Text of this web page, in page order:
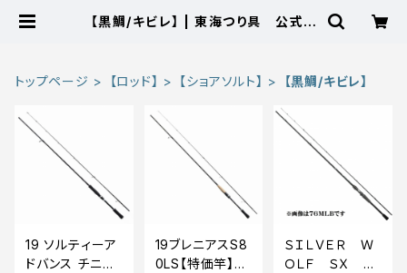
【黒鯛/キビレ】 | 東海つり具 公式オ
トップページ 【ロッド】 【ショアソルト】 【黒鯛/キビレ】
19 ソルティーア
ドバンス チニン
19ブレニアスS8
0LS【特価竿】【3
ＳＩＬＶＥＲ Ｗ
ＯＬＦ ＳＸ 71